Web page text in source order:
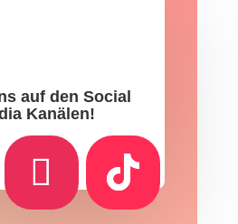
auf den Social
Kanälen!